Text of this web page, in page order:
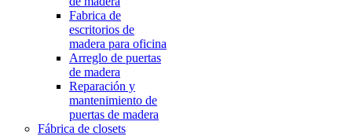
Fabrica de
escritorios de
madera para oficina
Arreglo de puertas
de madera
Reparación y
mantenimiento de
puertas de madera
Fábrica de closets